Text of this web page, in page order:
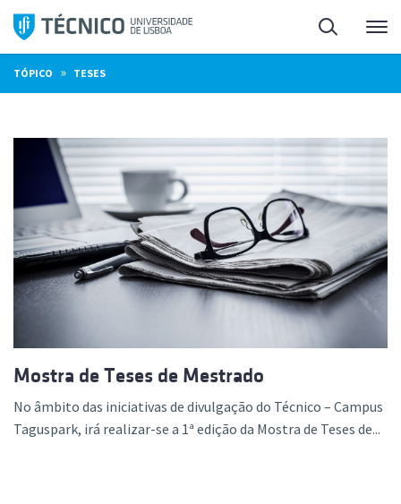
Saltar
para
o
conteúdo
Pesquisa
TÓPICO » TESES
Mostra de Teses de Mestrado
No âmbito das iniciativas de divulgação do Técnico – Campus
Taguspark, irá realizar-se a 1ª edição da Mostra de Teses de...